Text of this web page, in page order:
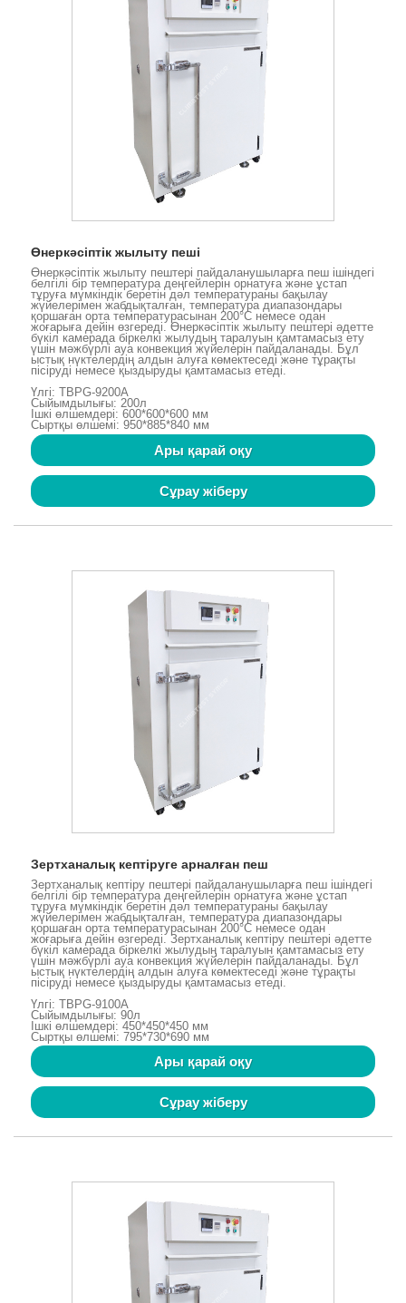
Өнеркәсіптік жылыту пеші
Өнеркәсіптік жылыту пештері пайдаланушыларға пеш ішіндегі
белгілі бір температура деңгейлерін орнатуға және ұстап
тұруға мүмкіндік беретін дәл температураны бақылау
жүйелерімен жабдықталған, температура диапазондары
қоршаған орта температурасынан 200°C немесе одан
жоғарыға дейін өзгереді. Өнеркәсіптік жылыту пештері әдетте
бүкіл камерада біркелкі жылудың таралуын қамтамасыз ету
үшін мәжбүрлі ауа конвекция жүйелерін пайдаланады. Бұл
ыстық нүктелердің алдын алуға көмектеседі және тұрақты
пісіруді немесе қыздыруды қамтамасыз етеді.
Үлгі: TBPG-9200A
Сыйымдылығы: 200л
Ішкі өлшемдері: 600*600*600 мм
Сыртқы өлшемі: 950*885*840 мм
Ары қарай оқу
Сұрау жіберу
Зертханалық кептіруге арналған пеш
Зертханалық кептіру пештері пайдаланушыларға пеш ішіндегі
белгілі бір температура деңгейлерін орнатуға және ұстап
тұруға мүмкіндік беретін дәл температураны бақылау
жүйелерімен жабдықталған, температура диапазондары
қоршаған орта температурасынан 200°C немесе одан
жоғарыға дейін өзгереді. Зертханалық кептіру пештері әдетте
бүкіл камерада біркелкі жылудың таралуын қамтамасыз ету
үшін мәжбүрлі ауа конвекция жүйелерін пайдаланады. Бұл
ыстық нүктелердің алдын алуға көмектеседі және тұрақты
пісіруді немесе қыздыруды қамтамасыз етеді.
Үлгі: TBPG-9100A
Сыйымдылығы: 90л
Ішкі өлшемдері: 450*450*450 мм
Сыртқы өлшемі: 795*730*690 мм
Ары қарай оқу
Сұрау жіберу